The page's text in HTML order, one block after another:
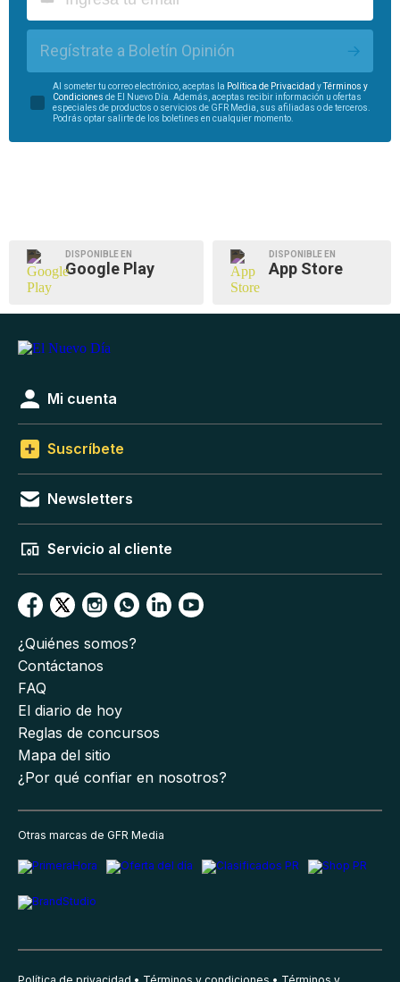
Regístrate a Boletín Opinión
Al someter tu correo electrónico, aceptas la Política de Privacidad y
Términos y
Condiciones de El Nuevo Día. Además, aceptas recibir información u ofertas
especiales de productos o servicios de GFR Media, sus afiliadas o de terceros.
Podrás optar salirte de los boletines en cualquier momento.
DISPONIBLE EN
Google Play
DISPONIBLE EN
App Store
Mi cuenta
Suscríbete
Newsletters
Servicio al cliente
¿Quiénes somos?
Contáctanos
FAQ
El diario de hoy
Reglas de concursos
Mapa del sitio
¿Por qué confiar en nosotros?
Otras marcas de GFR Media